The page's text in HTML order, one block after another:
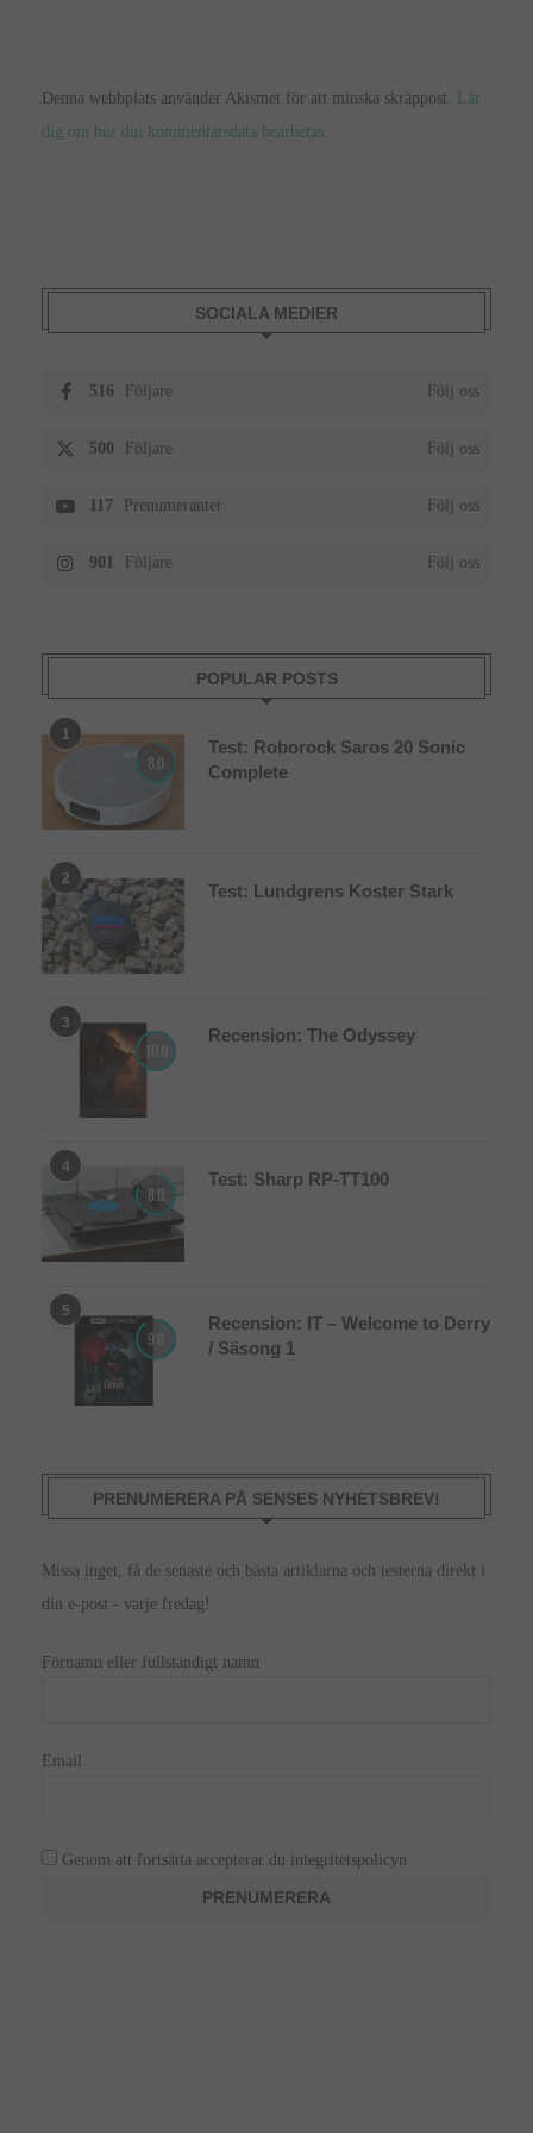
Denna webbplats använder Akismet för att minska skräppost. Lär
dig om hur din kommentarsdata bearbetas
SOCIALA MEDIER
516 Följare Följ oss
500 Följare Följ oss
117 Prenumeranter Följ oss
901 Följare Följ oss
POPULAR POSTS
1
8.0
Test: Roborock Saros 20 Sonic
Complete
2
Test: Lundgrens Koster Stark
3
10.0
Recension: The Odyssey
4
8.0
Test: Sharp RP-TT100
5
9.0
Recension: IT – Welcome to Derry
/ Säsong 1
PRENUMERERA PÅ SENSES NYHETSBREV!
Missa inget, få de senaste och bästa artiklarna och testerna direkt i
din e-post - varje fredag!
Förnamn eller fullständigt namn
Email
Genom att fortsätta accepterar du integritetspolicyn